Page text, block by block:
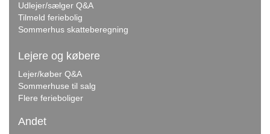
Udlejer/sælger Q&A
Tilmeld feriebolig
Sommerhus skatteberegning
Lejere og købere
Lejer/køber Q&A
Sommerhuse til salg
Flere ferieboliger
Andet